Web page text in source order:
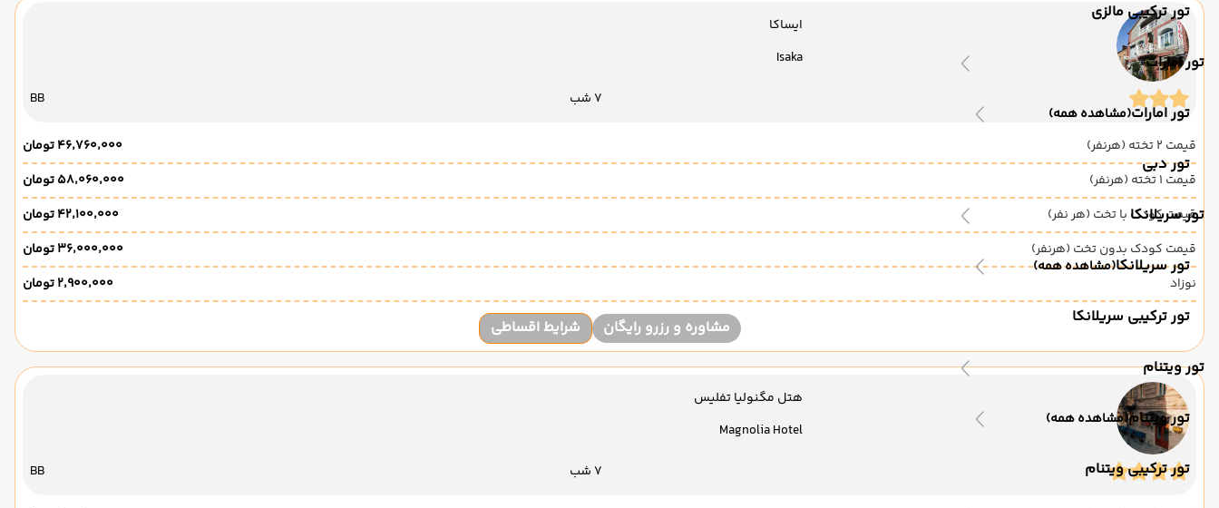
تور ترکیبی مالزی
تور امارات
تور امارات(مشاهده همه)
تور دبی
تور سریلانکا
تور سریلانکا(مشاهده همه)
تور ترکیبی سریلانکا
تور ویتنام
تور ویتنام(مشاهده همه)
تور ترکیبی ویتنام
ایساکا
Isaka
7 شب BB
قیمت 2 تخته (هرنفر)
۴۶٬۷۶۰٬۰۰۰ تومان
قیمت 1 تخته (هرنفر)
۵۸٬۰۶۰٬۰۰۰ تومان
قیمت کودک با تخت (هر نفر)
۴۲٬۱۰۰٬۰۰۰ تومان
قیمت کودک بدون تخت (هرنفر)
۳۶٬۰۰۰٬۰۰۰ تومان
نوزاد
۲٬۹۰۰٬۰۰۰ تومان
مشاوره و رزرو رایگان شرایط اقساطی
هتل مگنولیا تفلیس
Magnolia Hotel
7 شب BB